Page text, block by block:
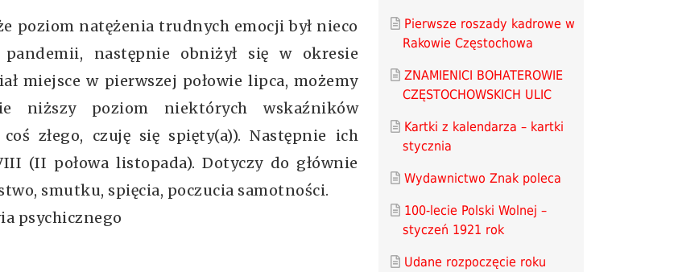
poziom natężenia trudnych emocji był nieco
następnie obniżył się w okresie
miejsce w pierwszej połowie lipca, możemy
niższy poziom niektórych wskaźników
złego, czuję się spięty(a)). Następnie ich
(II połowa listopada). Dotyczy do głównie
smutku, spięcia, poczucia samotności.
psychicznego
Pierwsze roszady kadrowe w
Rakowie Częstochowa
ZNAMIENICI BOHATEROWIE
CZĘSTOCHOWSKICH ULIC
Kartki z kalendarza – kartki
stycznia
Wydawnictwo Znak poleca
100-lecie Polski Wolnej –
styczeń 1921 rok
Udane rozpoczęcie roku